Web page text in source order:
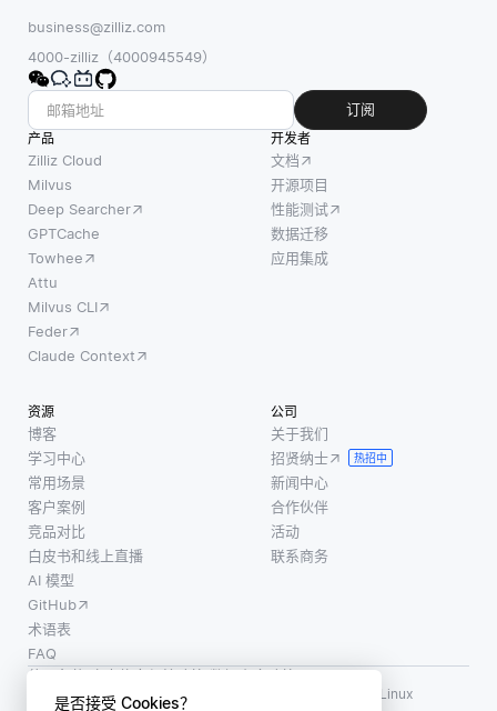
是否接受 Cookies？
business@zilliz.com
4000-zilliz（4000945549）
订阅
产品
Zilliz Cloud
Milvus
Deep Searcher
GPTCache
Towhee
Attu
Milvus CLI
Feder
Claude Context
开发者
文档
开源项目
性能测试
数据迁移
应用集成
资源
博客
学习中心
常用场景
客户案例
竞品对比
白皮书和线上直播
AI 模型
GitHub
术语表
FAQ
公司
关于我们
招贤纳士
热招中
新闻中心
合作伙伴
活动
联系商务
使用条款·个人信息保护政策·数据安全政策
LF AI、LF AI & Data、Milvus，以及相关的开源项目名称为 Linux